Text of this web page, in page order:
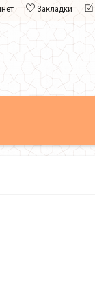
Закладки